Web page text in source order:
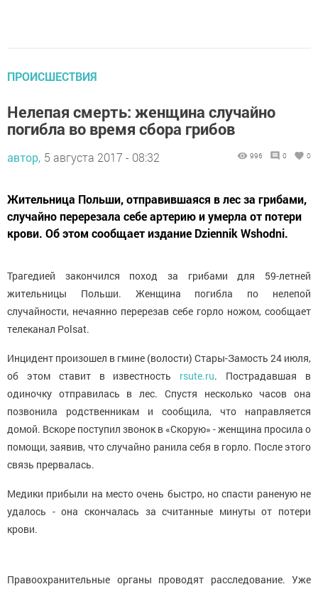
ПРОИСШЕСТВИЯ
Нелепая смерть: женщина случайно
погибла во время сбора грибов
автор, 5 августа 2017 - 08:32 996 0 0
Жительница Польши, отправившаяся в лес за грибами,
случайно перерезала себе артерию и умерла от потери
крови. Об этом сообщает издание Dziennik Wshodni.
Трагедией закончился поход за грибами для 59-летней
жительницы Польши. Женщина погибла по нелепой
случайности, нечаянно перерезав себе горло ножом, сообщает
телеканал Polsat.
Инцидент произошел в гмине (волости) Стары-Замость 24 июля,
об этом ставит в известность rsute.ru. Пострадавшая в
одиночку отправилась в лес. Спустя несколько часов она
позвонила родственникам и сообщила, что направляется
домой. Вскоре поступил звонок в «Скорую» - женщина просила о
помощи, заявив, что случайно ранила себя в горло. После этого
связь прервалась.
Медики прибыли на место очень быстро, но спасти раненую не
удалось - она скончалась за считанные минуты от потери
крови.
Правоохранительные органы проводят расследование. Уже